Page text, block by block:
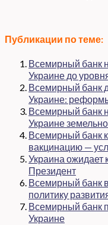
Публикации по теме:
Всемирный банк
Украине до
Всемирный банк
Украине:
Всемирный банк
Украине
Всемирный банк
вакцинацию —
Украина
Президент
Всемирный банк
политику
Всемирный банк
Украине